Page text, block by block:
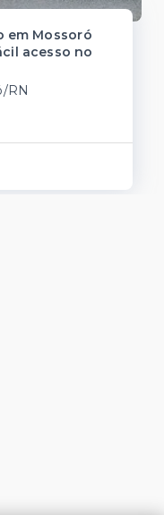
em Mossoró
acesso no
RN